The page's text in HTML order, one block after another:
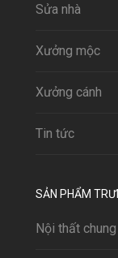
Sửa nhà
Xưởng mộc
Xưởng cánh
Tin tức
SẢN PHẨM
Nội thất